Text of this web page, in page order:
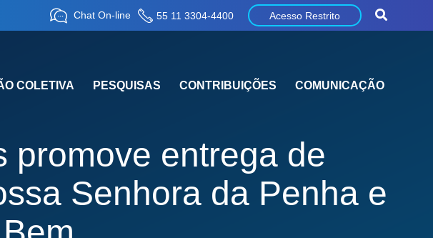
Chat On-line 55 11 3304-4400 Acesso Restrito
COLETIVA PESQUISAS CONTRIBUIÇÕES COMUNICAÇÃO
promove entrega de
Senhora da Penha e